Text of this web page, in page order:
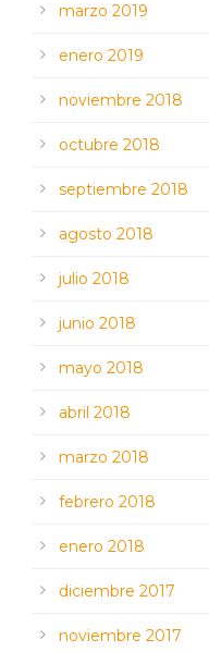
marzo 2019
enero 2019
noviembre 2018
octubre 2018
septiembre 2018
agosto 2018
julio 2018
junio 2018
mayo 2018
abril 2018
marzo 2018
febrero 2018
enero 2018
diciembre 2017
noviembre 2017